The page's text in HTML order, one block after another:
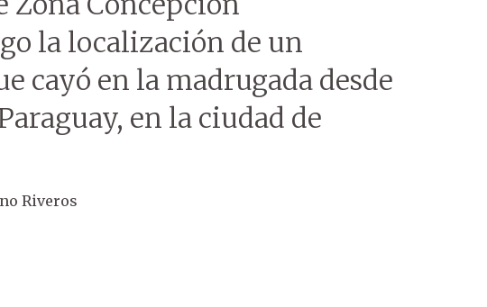
la localización de un
cayó en la madrugada desde
en la ciudad de
Riveros